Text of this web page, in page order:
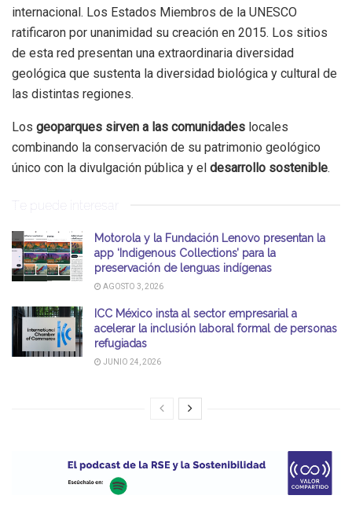
internacional. Los Estados Miembros de la UNESCO
ratificaron por unanimidad su creación en 2015. Los sitios
de esta red presentan una extraordinaria diversidad
geológica que sustenta la diversidad biológica y cultural de
las distintas regiones.
Los geoparques sirven a las comunidades locales
combinando la conservación de su patrimonio geológico
único con la divulgación pública y el desarrollo sostenible.
Te puede interesar
Motorola y la Fundación Lenovo presentan la
app ‘Indigenous Collections’ para la
preservación de lenguas indígenas
AGOSTO 3, 2026
ICC México insta al sector empresarial a
acelerar la inclusión laboral formal de personas
refugiadas
JUNIO 24, 2026